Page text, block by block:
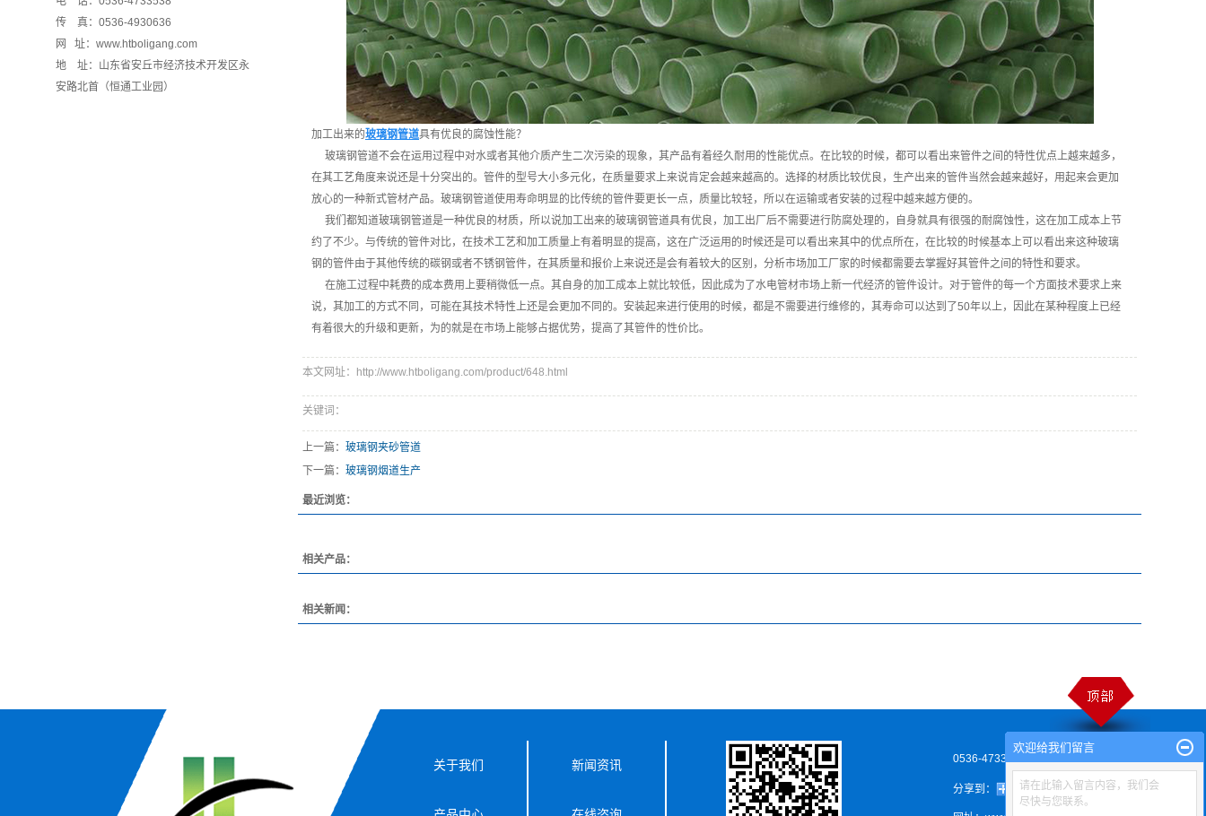
传 真：0536-4930636
网 址：www.htboligang.com
地 址：山东省安丘市经济技术开发区永
安路北首（恒通工业园）
加工出来的玻璃钢管道具有优良的腐蚀性能？
玻璃钢管道不会在运用过程中对水或者其他介质产生二次污染的现象，其产品有着经久耐用的性能优点。在比较的时候，都可以看出来管件之间的特性优点上越来越多，
在其工艺角度来说还是十分突出的。管件的型号大小多元化，在质量要求上来说肯定会越来越高的。选择的材质比较优良，生产出来的管件当然会越来越好，用起来会更加
放心的一种新式管材产品。玻璃钢管道使用寿命明显的比传统的管件要更长一点，质量比较轻，所以在运输或者安装的过程中越来越方便的。
我们都知道玻璃钢管道是一种优良的材质，所以说加工出来的玻璃钢管道具有优良，加工出厂后不需要进行防腐处理的，自身就具有很强的耐腐蚀性，这在加工成本上节
约了不少。与传统的管件对比，在技术工艺和加工质量上有着明显的提高，这在广泛运用的时候还是可以看出来其中的优点所在，在比较的时候基本上可以看出来这种玻璃
钢的管件由于其他传统的碳钢或者不锈钢管件，在其质量和报价上来说还是会有着较大的区别，分析市场加工厂家的时候都需要去掌握好其管件之间的特性和要求。
在施工过程中耗费的成本费用上要稍微低一点。其自身的加工成本上就比较低，因此成为了水电管材市场上新一代经济的管件设计。对于管件的每一个方面技术要求上来
说，其加工的方式不同，可能在其技术特性上还是会更加不同的。安装起来进行使用的时候，都是不需要进行维修的，其寿命可以达到了50年以上，因此在某种程度上已经
有着很大的升级和更新，为的就是在市场上能够占据优势，提高了其管件的性价比。
本文网址：http://www.htboligang.com/product/648.html
关键词：
上一篇： 玻璃钢夹砂管道
下一篇： 玻璃钢烟道生产
最近浏览：
相关产品：
相关新闻：
关于我们 新闻资讯 0536-4733538
分享到：
欢迎给我们留言
请在此输入留言内容，我们会
尽快与您联系。